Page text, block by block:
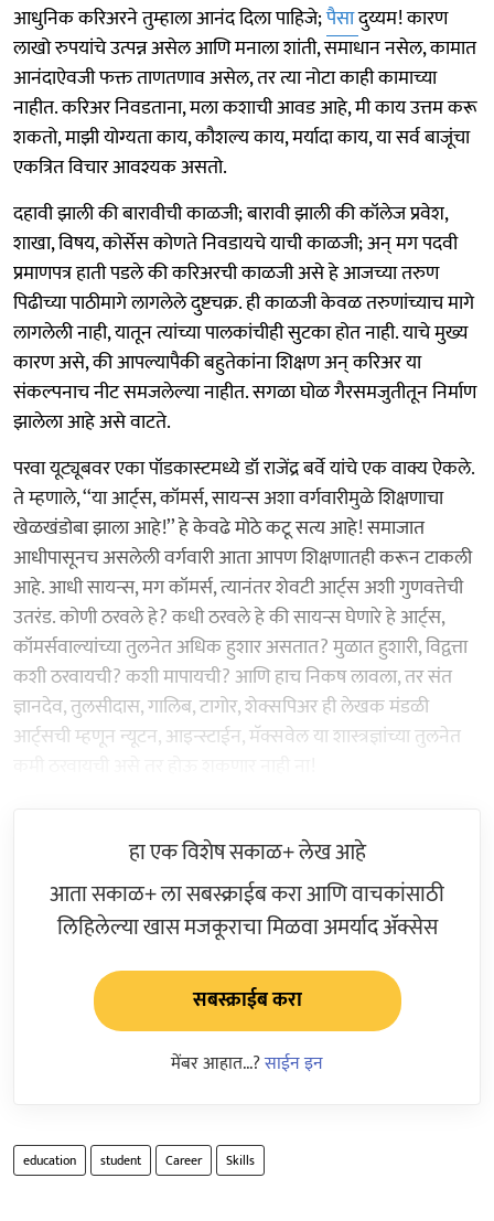
आधुनिक करिअरने तुम्हाला आनंद दिला पाहिजे;पैसादुय्यम! कारण
लाखो रुपयांचे उत्पन्न असेल आणि मनाला शांती, समाधान नसेल, कामात
आनंदाऐवजी फक्त ताणतणाव असेल, तर त्या नोटा काही कामाच्या
नाहीत. करिअर निवडताना, मला कशाची आवड आहे, मी काय उत्तम करू
शकतो, माझी योग्यता काय, कौशल्य काय, मर्यादा काय, या सर्व बाजूंचा
एकत्रित विचार आवश्यक असतो.
दहावी झाली की बारावीची काळजी; बारावी झाली की कॉलेज प्रवेश,
शाखा, विषय, कोर्सेस कोणते निवडायचे याची काळजी; अन् मग पदवी
प्रमाणपत्र हाती पडले की करिअरची काळजी असे हे आजच्या तरुण
पिढीच्या पाठीमागे लागलेले दुष्टचक्र. ही काळजी केवळ तरुणांच्याच मागे
लागलेली नाही, यातून त्यांच्या पालकांचीही सुटका होत नाही. याचे मुख्य
कारण असे, की आपल्यापैकी बहुतेकांना शिक्षण अन् करिअर या
संकल्पनाच नीट समजलेल्या नाहीत. सगळा घोळ गैरसमजुतीतून निर्माण
झालेला आहे असे वाटते.
परवा यूट्यूबवर एका पॉडकास्टमध्ये डॉ राजेंद्र बर्वे यांचे एक वाक्य ऐकले.
ते म्हणाले, ‘‘या आर्ट्स, कॉमर्स, सायन्स अशा वर्गवारीमुळे शिक्षणाचा
खेळखंडोबा झाला आहे!’’ हे केवढे मोठे कटू सत्य आहे! समाजात
आधीपासूनच असलेली वर्गवारी आता आपण शिक्षणातही करून टाकली
आहे. आधी सायन्स, मग कॉमर्स, त्यानंतर शेवटी आर्ट्‌स अशी गुणवत्तेची
उतरंड. कोणी ठरवले हे? कधी ठरवले हे की सायन्स घेणारे हे आर्ट्‌स,
कॉमर्सवाल्यांच्या तुलनेत अधिक हुशार असतात? मुळात हुशारी, विद्वत्ता
कशी ठरवायची? कशी मापायची? आणि हाच निकष लावला, तर संत
ज्ञानदेव, तुलसीदास, गालिब, टागोर, शेक्सपिअर ही लेखक मंडळी
आर्ट्‌सची म्हणून न्यूटन, आइन्स्टाईन, मॅक्सवेल या शास्त्रज्ञांच्या तुलनेत
हा एक विशेष सकाळ+ लेख आहे
आता सकाळ+ ला सबस्क्राईब करा आणि वाचकांसाठी
लिहिलेल्या खास मजकूराचा मिळवा अमर्याद ॲक्सेस
सबस्क्राईब करा
मेंबर आहात...?साईन इन
education student Career Skills